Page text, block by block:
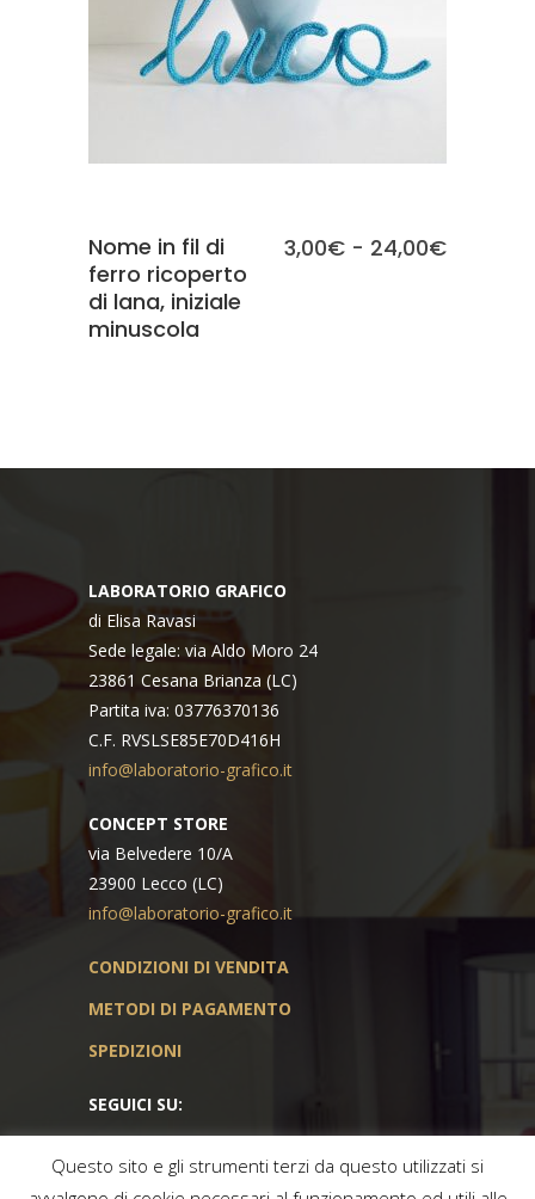
Nome in fil di
ferro ricoperto
di lana, iniziale
minuscola
3,00€ - 24,00€Fascia
LABORATORIO GRAFICO
di Elisa Ravasi
Sede legale: via Aldo Moro 24
23861 Cesana Brianza (LC)
Partita iva: 03776370136
C.F. RVSLSE85E70D416H
info@laboratorio-grafico.it
CONCEPT STORE
via Belvedere 10/A
23900 Lecco (LC)
info@laboratorio-grafico.it
CONDIZIONI DI VENDITA
METODI DI PAGAMENTO
SPEDIZIONI
SEGUICI SU:
Questo sito e gli strumenti terzi da questo utilizzati si